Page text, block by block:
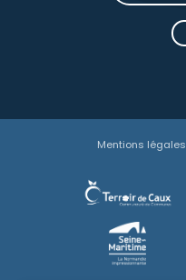
Mentions légales